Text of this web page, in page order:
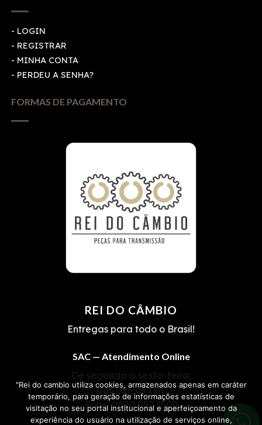
- LOGIN
- REGISTRAR
- MINHA CONTA
- PERDEU A SENHA?
FORMAS DE PAGAMENTO
REI DO CÂMBIO
Entregas para todo o Brasil!
SAC — Atendimento Online
De segunda a sexta-feira,
das 08h às 18h.
Fone:0800 052 3500
"Rei do cambio utiliza cookies, armazenados apenas em caráter
temporário, para geração de informações estatísticas de
visitação no seu portal institucional e aperfeiçoamento da
experiência do usuário na utilização de serviços online,